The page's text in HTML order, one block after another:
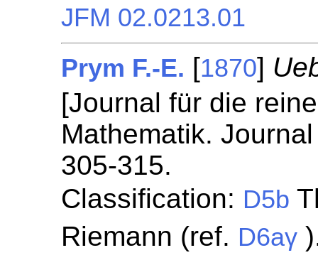
JFM 02.0213.01
Prym F.-E. [1870]
[Journal für die
Mathematik.
305-315.
Classification: D5b
Riemann (ref. D6aγ